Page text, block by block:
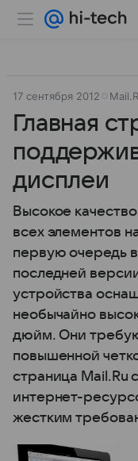
17 сентября 2012
Главная
дисплеи
Высокое
всех элементов
первую очередь
последней
устройства
необычайно
дюйм. Они
повышенной
страница Mail.Ru
интернет-
жестким